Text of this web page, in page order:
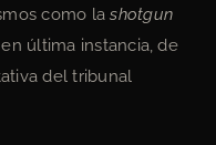
como lashotgun
última instancia, de
del tribunal